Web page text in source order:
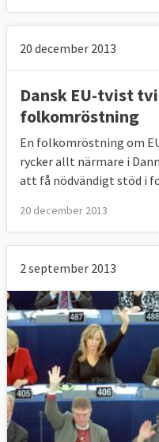
20 december 2013
Dansk EU-tvist
folkomröstning
En folkomröstning om
rycker allt närmare i
att få nödvändigt stöd i
20 december 2013
2 september 2013